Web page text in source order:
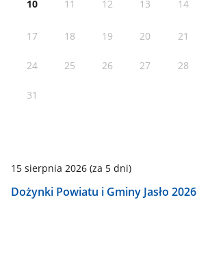
10 11 12 13 14
17 18 19 20 21
24 25 26 27 28
31
15 sierpnia 2026(za 5 dni)
Dożynki Powiatu i Gminy Jasło 2026